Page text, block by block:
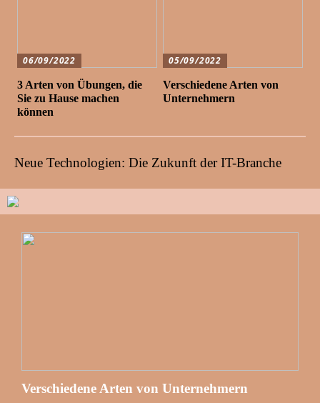
06/09/2022
3 Arten von Übungen, die
Sie zu Hause machen
können
05/09/2022
Verschiedene Arten von
Unternehmern
Neue Technologien: Die Zukunft der IT-Branche
Verschiedene Arten von Unternehmern